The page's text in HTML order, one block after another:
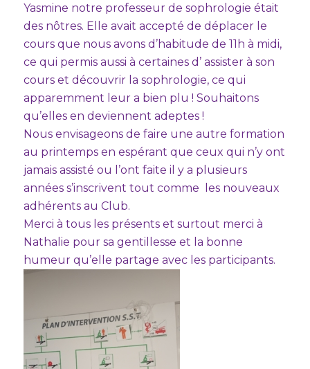
Yasmine notre professeur de sophrologie était
des nôtres. Elle avait accepté de déplacer le
cours que nous avons d’habitude de 11h à midi,
ce qui permis aussi à certaines d’ assister à son
cours et découvrir la sophrologie, ce qui
apparemment leur a bien plu ! Souhaitons
qu’elles en deviennent adeptes !
Nous envisageons de faire une autre formation
au printemps en espérant que ceux qui n’y ont
jamais assisté ou l’ont faite il y a plusieurs
années s’inscrivent tout comme les nouveaux
adhérents au Club.
Merci à tous les présents et surtout merci à
Nathalie pour sa gentillesse et la bonne
humeur qu’elle partage avec les participants.